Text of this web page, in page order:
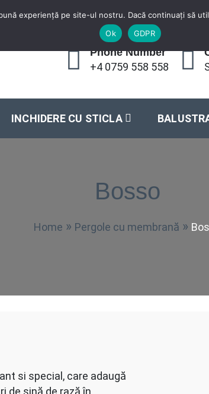
Phone Number
+4 0759 558 558
INCHIDERE CU STICLA
Bosso
Home Pergole cu membrană
si special, care adaugă
de șină de rază în
experiență pe site-ul nostru. Dacă continuați să
Ok
GDPR